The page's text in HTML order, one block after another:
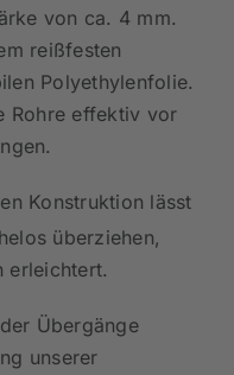
von ca. 4 mm.
reißfesten
Polyethylenfolie.
Rohre effektiv vor
Konstruktion lässt
überziehen,
erleichtert.
Übergänge
unserer